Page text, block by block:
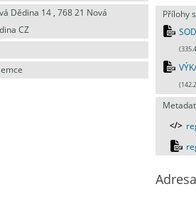
Dědina 14 , 768 21 Nová
CZ
Přílohy